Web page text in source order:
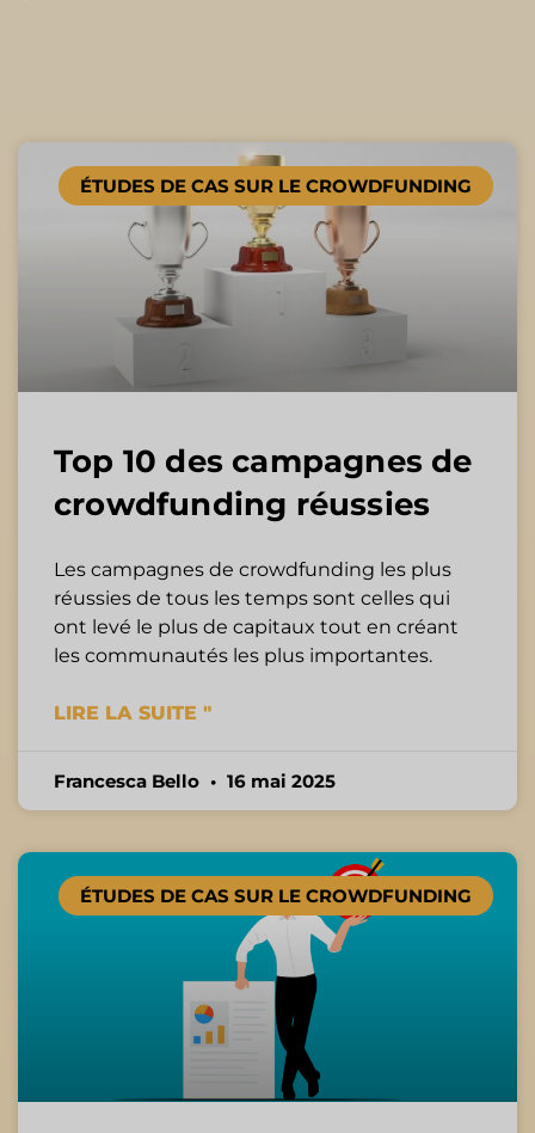
ÉTUDES DE CAS SUR LE CROWDFUNDING
Top 10 des campagnes de
crowdfunding réussies
Les campagnes de crowdfunding les plus
réussies de tous les temps sont celles qui
ont levé le plus de capitaux tout en créant
les communautés les plus importantes.
LIRE LA SUITE "
Francesca Bello 16 mai 2025
ÉTUDES DE CAS SUR LE CROWDFUNDING